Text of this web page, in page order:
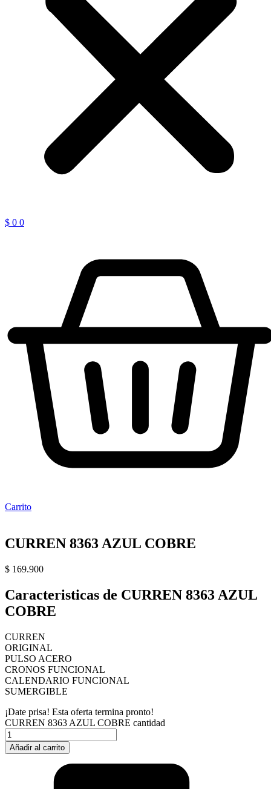
$ 0 0
Carrito
CURREN 8363 AZUL COBRE
$ 169.900
Caracteristicas de CURREN 8363 AZUL
COBRE
CURREN
ORIGINAL
PULSO ACERO
CRONOS FUNCIONAL
CALENDARIO FUNCIONAL
SUMERGIBLE
¡Date prisa! Esta oferta termina pronto!
CURREN 8363 AZUL COBRE cantidad
Añadir al carrito